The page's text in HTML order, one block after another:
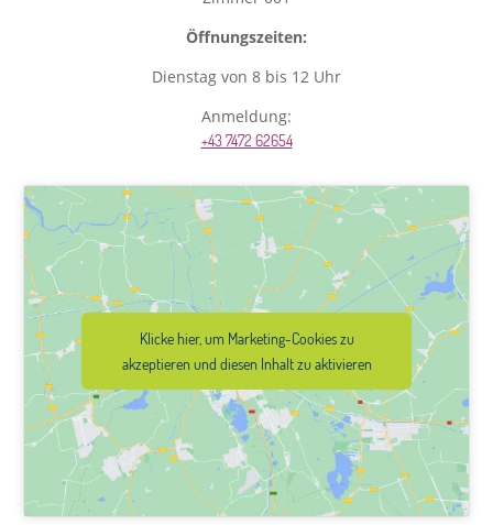
Öffnungszeiten:
Dienstag von 8 bis 12 Uhr
Anmeldung:
+43 7472 62654
Klicke hier, um Marketing-Cookies zu
akzeptieren und diesen Inhalt zu aktivieren